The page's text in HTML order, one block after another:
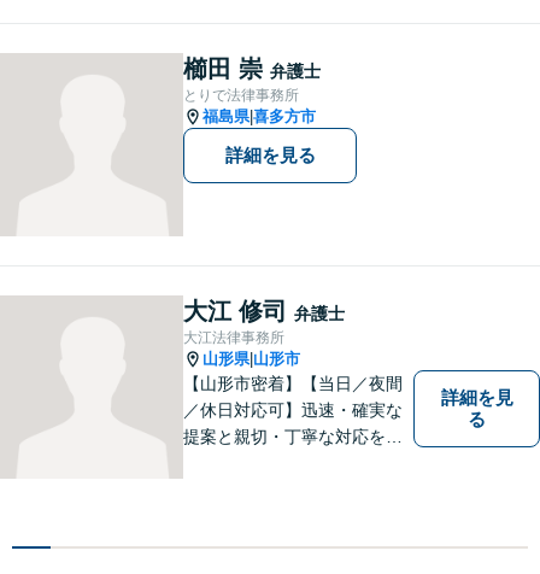
くことを最も重視ししていま
す。お困りの方はまずはご相
談ください。
櫛田 崇 弁護士
とりで法律事務所
福島県|喜多方市
詳細を見る
大江 修司 弁護士
大江法律事務所
山形県| 山形市
【山形市密着】【当日／夜間
／休日対応可】迅速・確実な
提案と親切・丁寧な対応をい
可】不安や問題について法的
詳細を見
る